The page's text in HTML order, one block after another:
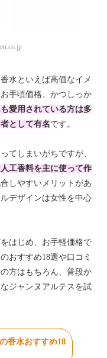
水といえば高価なイメ
手頃価格、かつしっか
愛用されている方は多
として有名です。
てしまいがちですが、
工香料を主に使って作
しやすいメリットがあ
デザインは女性を中心
はじめ、お手軽価格で
おすすめ18選や口コミ
方はもちろん、普段か
ジャンヌアルテスを試
香水おすすめ18